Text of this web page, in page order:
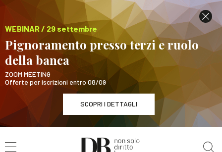
WEBINAR / 29 settembre
Pignoramento presso terzi e ruolo
della banca
ZOOM MEETING
Offerte per iscrizioni entro 08/09
SCOPRI I DETTAGLI
WEBINAR / 29 settembre